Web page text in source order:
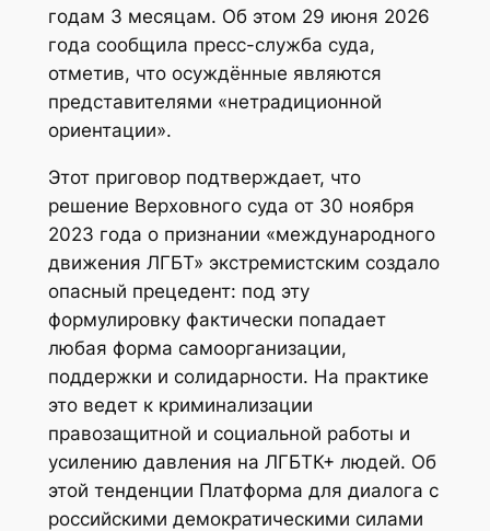
годам 3 месяцам. Об этом 29 июня 2026
года сообщила пресс-служба суда,
отметив, что осуждённые являются
представителями «нетрадиционной
ориентации».
Этот приговор подтверждает, что
решение Верховного суда от 30 ноября
2023 года о признании «международного
движения ЛГБТ» экстремистским создало
опасный прецедент: под эту
формулировку фактически попадает
любая форма самоорганизации,
поддержки и солидарности. На практике
это ведет к криминализации
правозащитной и социальной работы и
усилению давления на ЛГБТК+ людей. Об
этой тенденции Платформа для диалога с
российскими демократическими силами